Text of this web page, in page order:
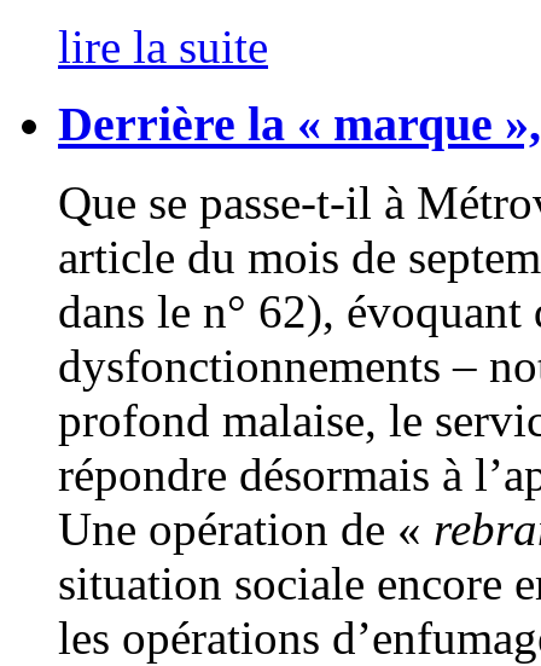
lire la suite
Derrière la « marque
Que se passe-t-il à
article du mois de
dans le n° 62), évoquant
dysfonctionnements –
profond malaise, le
répondre désormais à
Une opération de «
situation sociale encore
les opérations